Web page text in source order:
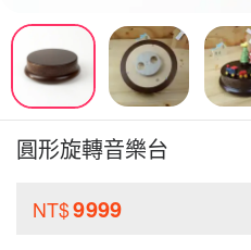
圓形旋轉音樂台
NT$9999